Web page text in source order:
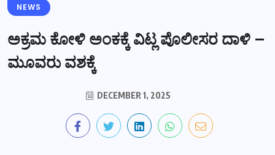
NEWS
ಅಕ್ರಮ ಕೋಳಿ ಅಂಕಕ್ಕೆ ವಿಟ್ಲ ಪೊಲೀಸರ ದಾಳಿ –
ಮೂವರು ವಶಕ್ಕೆ
DECEMBER 1, 2025